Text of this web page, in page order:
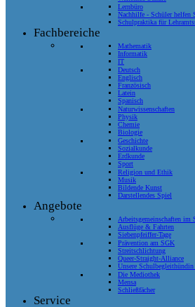
Lernbüro
Nachhilfe - Schüler helfen
Schulpraktika für
Fachbereiche
Mathematik
Informatik
IT
Deutsch
Englisch
Französisch
Latein
Spanisch
Naturwissenschaften
Physik
Chemie
Biologie
Geschichte
Sozialkunde
Erdkunde
Sport
Religion und Ethik
Musik
Bildende Kunst
Darstellendes Spiel
Angebote
Arbeitsgemeinschaften im
Ausflüge & Fahrten
Siebenpfeiffer-Tage
Prävention am SGK
Streitschlichtung
Queer-Straight-Alliance
Unsere
Die Mediothek
Mensa
Schließfächer
Service